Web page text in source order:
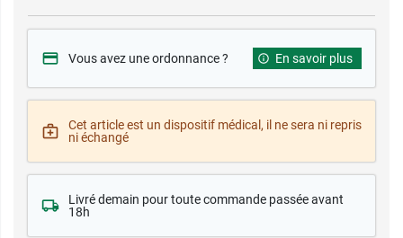
Vous avez une ordonnance ? En savoir plus
Cet article est un dispositif médical, il ne sera ni repris
ni échangé
Livré demain pour toute commande passée avant
18h